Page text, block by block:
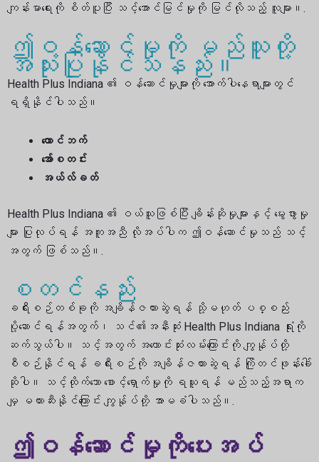
ကျန်းမာရေးကို စိတ်ပူပြီး သင့်အောင်မြင်မှုကို မြင်လိုသည့် လူများ။.
ဤဝန်ဆောင်မှုကို မည်သူတို့
အသုံးပြုနိုင်သနည်း။
Health Plus Indiana ၏ ဝန်ဆောင်မှုများကို အောက်ပါနေရာများတွင်
ရရှိနိုင်ပါသည်။
တောင်ဘက်
အော်စတင်း
အယ်လ်ခတ်
Health Plus Indiana ၏ ဝယ်သူဖြစ်ပြီး ချိန်းဆိုမှုများနှင့် မွေးဖွားမှု
များ ပြုလုပ်ရန် အကူအညီ လိုအပ်ပါက ဤဝန်ဆောင်မှုသည် သင့်
အတွက် ဖြစ်သည်။.
စတင်နည်း
ခရီးစဉ်တစ်ခုကို အချိန်ဇယားဆွဲရန် သို့မဟုတ် ပစ္စည်း
ပို့ဆောင်ရန်အတွက်၊ သင်၏အနီးဆုံး Health Plus Indiana ရုံးကို
ဆက်သွယ်ပါ။ သင့်အတွက် အကောင်းဆုံးလမ်းကြောင်းကို ကျွန်ုပ်တို့
စီစဉ်နိုင်ရန် ခရီးစဉ်ကို အချိန်ဇယားဆွဲရန် ကြိုတင်ဖုန်းခေါ်
ဆိုပါ။ သင့်ထိုက်သော စောင့်ရှောက်မှုကို ရယူရန် မည်သည့်အရာက
မျှ မတားဆီးနိုင်ကြောင်း ကျွန်ုပ်တို့ အာမခံပါသည်။.
ဤဝန်ဆောင်မှုကိုပေးအပ်